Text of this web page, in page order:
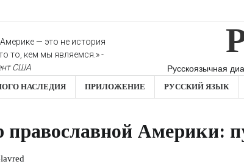
— это не история
то, кем мы являемся.» -
США Русскоязычная
НАСЛЕДИЯ ПРИЛОЖЕНИЕ РУССКИЙ ЯЗЫК
православной Америки: